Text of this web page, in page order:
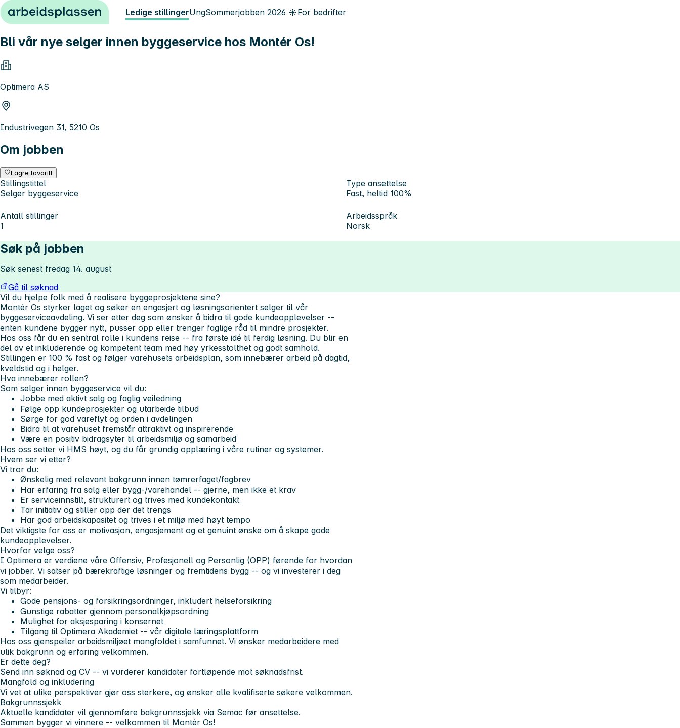
Hopp til innhold Ledige stillingerUngSommerjobben 2026 ☀️For bedrifter
Bli vår nye selger innen byggeservice hos Montér Os!
Optimera AS
Industrivegen 31, 5210 Os
Om jobben
Lagre favoritt
Stillingstittel
Selger byggeservice
Type ansettelse
Fast, heltid 100%
Antall stillinger
1
Arbeidsspråk
Norsk
Søk på jobben
Søk senest fredag 14. august
Gå til søknad
Vil du hjelpe folk med å realisere byggeprosjektene sine?
Montér Os styrker laget og søker en engasjert og løsningsorientert selger til vår
byggeserviceavdeling. Vi ser etter deg som ønsker å bidra til gode kundeopplevelser --
enten kundene bygger nytt, pusser opp eller trenger faglige råd til mindre prosjekter.
Hos oss får du en sentral rolle i kundens reise -- fra første idé til ferdig løsning. Du blir en
del av et inkluderende og kompetent team med høy yrkesstolthet og godt samhold.
Stillingen er 100 % fast og følger varehusets arbeidsplan, som innebærer arbeid på dagtid,
kveldstid og i helger.
Hva innebærer rollen?
Som selger innen byggeservice vil du:
Jobbe med aktivt salg og faglig veiledning
Følge opp kundeprosjekter og utarbeide tilbud
Sørge for god vareflyt og orden i avdelingen
Bidra til at varehuset fremstår attraktivt og inspirerende
Være en positiv bidragsyter til arbeidsmiljø og samarbeid
Hos oss setter vi HMS høyt, og du får grundig opplæring i våre rutiner og systemer.
Hvem ser vi etter?
Vi tror du:
Ønskelig med relevant bakgrunn innen tømrerfaget/fagbrev
Har erfaring fra salg eller bygg-/varehandel -- gjerne, men ikke et krav
Er serviceinnstilt, strukturert og trives med kundekontakt
Tar initiativ og stiller opp der det trengs
Har god arbeidskapasitet og trives i et miljø med høyt tempo
Det viktigste for oss er motivasjon, engasjement og et genuint ønske om å skape gode
kundeopplevelser.
Hvorfor velge oss?
I Optimera er verdiene våre Offensiv, Profesjonell og Personlig (OPP) førende for hvordan
vi jobber. Vi satser på bærekraftige løsninger og fremtidens bygg -- og vi investerer i deg
som medarbeider.
Vi tilbyr:
Gode pensjons- og forsikringsordninger, inkludert helseforsikring
Gunstige rabatter gjennom personalkjøpsordning
Mulighet for aksjesparing i konsernet
Tilgang til Optimera Akademiet -- vår digitale læringsplattform
Hos oss gjenspeiler arbeidsmiljøet mangfoldet i samfunnet. Vi ønsker medarbeidere med
ulik bakgrunn og erfaring velkommen.
Er dette deg?
Send inn søknad og CV -- vi vurderer kandidater fortløpende mot søknadsfrist.
Mangfold og inkludering
Vi vet at ulike perspektiver gjør oss sterkere, og ønsker alle kvalifiserte søkere velkommen.
Bakgrunnssjekk
Aktuelle kandidater vil gjennomføre bakgrunnssjekk via Semac før ansettelse.
Sammen bygger vi vinnere -- velkommen til Montér Os!